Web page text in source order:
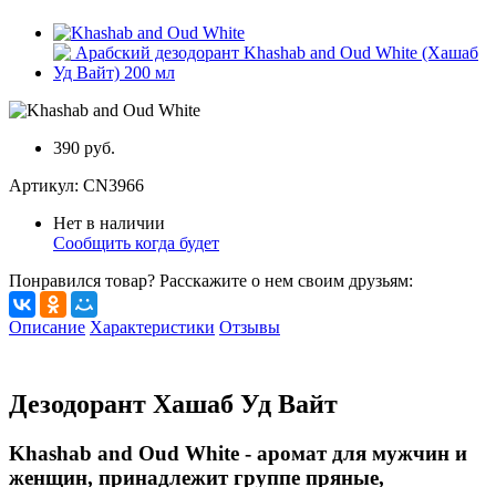
390 руб.
Артикул: CN3966
Нет в наличии
Сообщить когда будет
Понравился товар? Расскажите о нем своим друзьям:
Описание Характеристики Отзывы
Дезодорант Хашаб Уд Вайт
Khashab and Oud White - аромат для мужчин и
женщин, принадлежит группе пряные,